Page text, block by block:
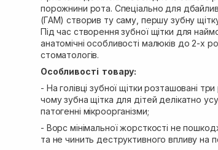
порожнини рота. Спеціально для
(ГАМ) створив ту саму, першу зубну
Під час створення зубної щітки для
анатомічні особливості малюків до 2-х
стоматологів.
Особливості товару:
- На голівці зубної щітки розташовані
чому зубна щітка для дітей делікатно
патогенні мікроорганізми;
- Ворс мінімальної жорсткості не
та не чинить деструктивного впливу на